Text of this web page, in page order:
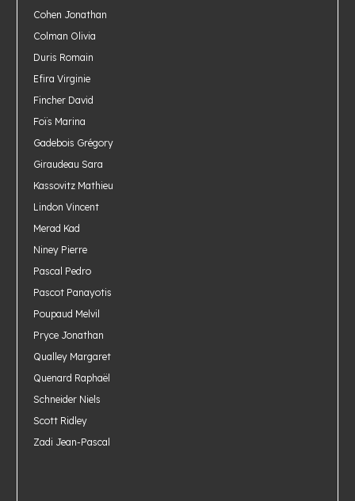
Cohen Jonathan
Colman Olivia
Duris Romain
Efira Virginie
Fincher David
Foïs Marina
Gadebois Grégory
Giraudeau Sara
Kassovitz Mathieu
Lindon Vincent
Merad Kad
Niney Pierre
Pascal Pedro
Pascot Panayotis
Poupaud Melvil
Pryce Jonathan
Qualley Margaret
Quenard Raphaël
Schneider Niels
Scott Ridley
Zadi Jean-Pascal